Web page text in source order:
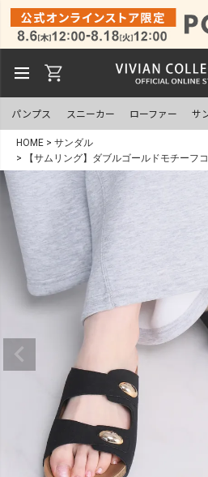
パンプス スニーカー ローファー サ
HOME
サンダル
【サムリング】ダブルゴールドモチーフ